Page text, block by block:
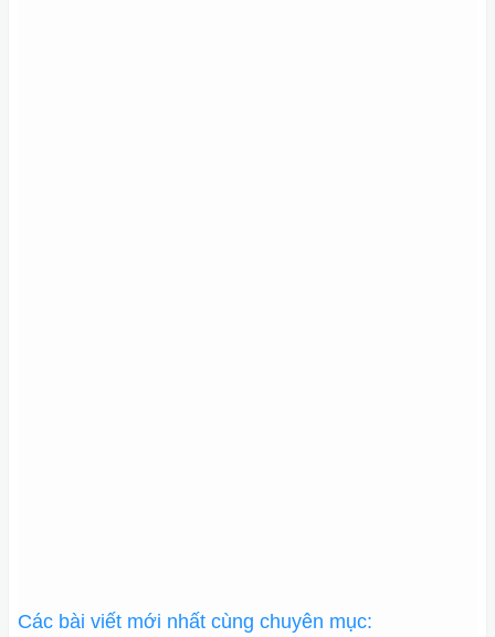
Các bài viết mới nhất cùng chuyên mục: